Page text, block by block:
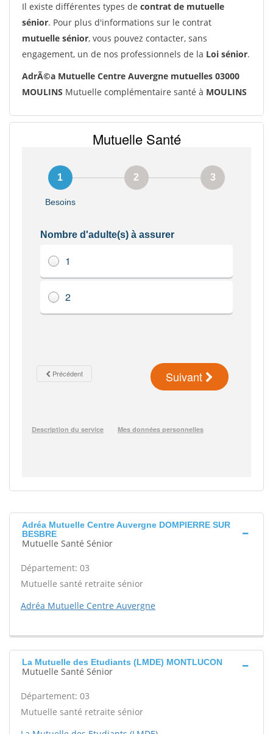
Il existe différentes types de contrat de mutuelle
sénior. Pour plus d'informations sur le contrat
mutuelle sénior, vous pouvez contacter, sans
engagement, un de nos professionnels de la Loi sénior.
AdrÃ©a Mutuelle Centre Auvergne mutuelles 03000
MOULINS Mutuelle complémentaire santé à MOULINS
Adréa Mutuelle Centre Auvergne DOMPIERRE SUR
BESBRE
Mutuelle Santé Sénior
Département: 03
Mutuelle santé retraite sénior
Adréa Mutuelle Centre Auvergne
La Mutuelle des Etudiants (LMDE) MONTLUCON
Mutuelle Santé Sénior
Département: 03
Mutuelle santé retraite sénior